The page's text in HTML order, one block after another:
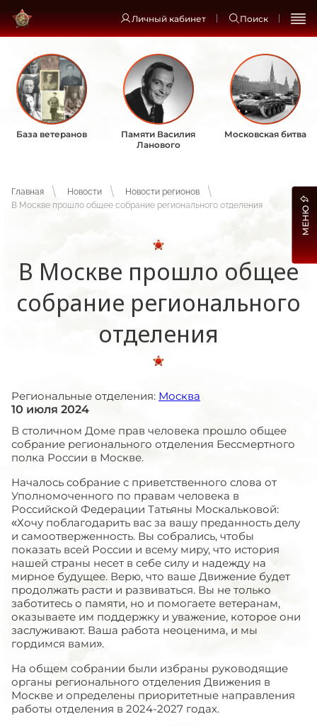
Личный кабинет Поиск
База ветеранов
Памяти Василия
Ланового
Московская битва
Главная Новости
Новости регионов
В Москве прошло общее собрание регионального отделения
В Москве прошло общее
собрание регионального
отделения
Региональные отделения: Москва
10 июля 2024
В столичном Доме прав человека прошло общее
собрание регионального отделения Бессмертного
полка России в Москве.
Началось собрание с приветственного слова от
Уполномоченного по правам человека в
Российской Федерации Татьяны Москальковой:
«Хочу поблагодарить вас за вашу преданность делу
и самоотверженность. Вы собрались, чтобы
показать всей России и всему миру, что история
нашей страны несет в себе силу и надежду на
мирное будущее. Верю, что ваше Движение будет
продолжать расти и развиваться. Вы не только
заботитесь о памяти, но и помогаете ветеранам,
оказываете им поддержку и уважение, которое они
заслуживают. Ваша работа неоценима, и мы
гордимся вами».
На общем собрании были избраны руководящие
органы регионального отделения Движения в
Москве и определены приоритетные направления
работы отделения в 2024-2027 годах.
МЕНЮ